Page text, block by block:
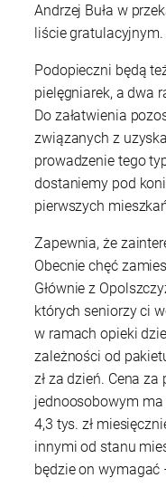
Andrzej Buła w
liście gratulacyjnym.
Podopieczni będą
pielęgniarek, a dwa
Do załatwienia
związanych z
prowadzenie tego
dostaniemy pod
pierwszych
Zapewnia, że
Obecnie chęć
Głównie z
których seniorzy ci
w ramach opieki
zależności od
zł za dzień. Cena
jednoosobowym
4,3 tys. zł
innymi od stanu
będzie on